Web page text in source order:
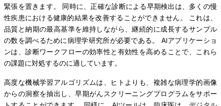
緊張を置きます。 同時に、正確な診断による早期検出は、多くの慢
性疾患における健康的結果を改善することができません。 これは、
品質と納期の最高基準を維持しながら、継続的に成長するサンプル
の数を調べるために病理学研究所が必要である。 AIアプリケーショ
ンは、診断ワークフローの効率性と有効性を高めることで、これら
の課題に対処するのに適しています。
高度な機械学習アルゴリズムは、ヒトよりも、複雑な病理学的画像
からの洞察を抽出し、早期がんスクリーニングプログラムをサポー